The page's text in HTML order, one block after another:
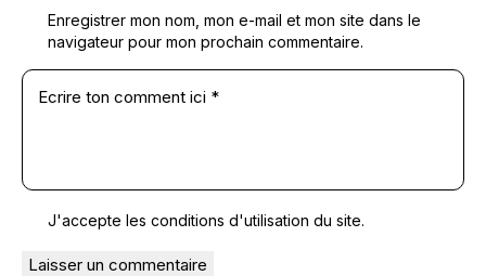
Enregistrer mon nom, mon e-mail et mon site dans le
navigateur pour mon prochain commentaire.
J'accepte les conditions d'utilisation du site.